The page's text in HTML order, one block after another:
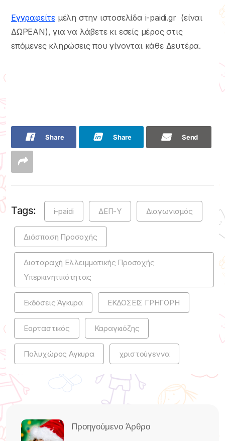
Eγγραφείτε μέλη στην ιστοσελίδα i-paidi.gr (είναι
ΔΩΡΕΑΝ), για να λάβετε κι εσείς μέρος στις
επόμενες κληρώσεις που γίνονται κάθε Δευτέρα.
Share Share Send
Tags: i-paidi ΔΕΠ-Υ Διαγωνισμός
Διάσπαση Προσοχής
Διαταραχή Ελλειμματικής Προσοχής
Υπερκινητικότητας
Εκδόσεις Άγκυρα ΕΚΔΟΣΕΙΣ ΓΡΗΓΟΡΗ
Εορταστικός Καραγκιόζης
Πολυχώρος Αγκυρα χριστούγεννα